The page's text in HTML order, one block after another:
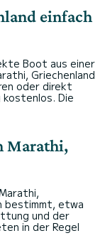
einfach
Boot aus einer
Griechenland
oder direkt
kostenlos. Die
Marathi,
bestimmt, etwa
und der
in der Regel